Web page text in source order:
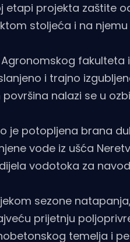
etapi projekta zaštite
stoljeća i na
i trajno
nalazi se u
je potopljena brana
vode iz ušća
vodotoka za
sezone
prijetnju
temelja i